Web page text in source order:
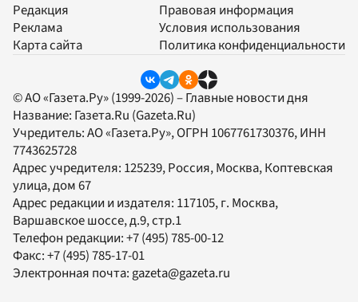
Редакция
Реклама
Карта сайта
Правовая информация
Условия использования
Политика конфиденциальности
© АО «Газета.Ру» (1999-2026) – Главные новости дня
Название: Газета.Ru (Gazeta.Ru)
Учредитель:АО «Газета.Ру», ОГРН 1067761730376, ИНН
7743625728
Адрес учредителя: 125239, Россия, Москва, Коптевская
улица, дом 67
Адрес редакции и издателя: 117105, г. Москва,
Варшавское шоссе, д.9, стр.1
Телефон редакции:+7 (495) 785-00-12
Факс:+7 (495) 785-17-01
Электронная почта:gazeta@gazeta.ru